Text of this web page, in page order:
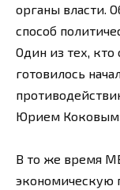
органы власти.
способ
Один из тех, кто
готовилось
Юрием
В то же время
экономическую